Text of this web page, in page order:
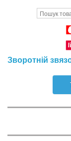
Зворотній